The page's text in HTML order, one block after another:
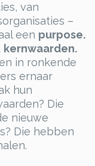
van
–
een purpose.
kernwaarden.
in ronkende
ernaar
hun
Die
nieuwe
Die hebben